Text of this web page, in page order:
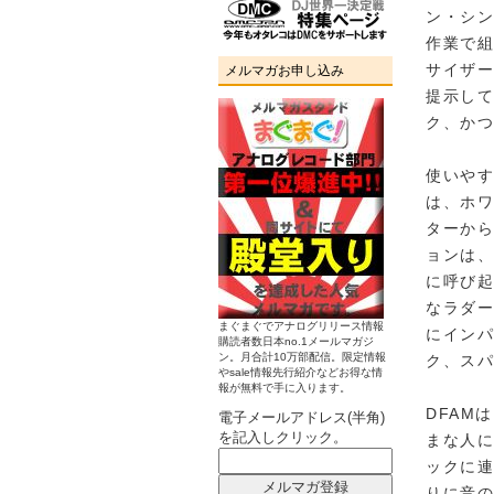
メルマガお申し込み
まぐまぐでアナログリリース情報
購読者数日本no.1メールマガジ
ン。月合計10万部配信。限定情報
やsale情報先行紹介などお得な情
報が無料で手に入ります。
電子メールアドレス(半角)
を記入しクリック。
ン・シ
作業で
サイザ
提示し
ク、か
使いや
は、ホ
ターか
ョンは
に呼び
なラダ
にイン
ク、ス
DFAM
まな人
ックに